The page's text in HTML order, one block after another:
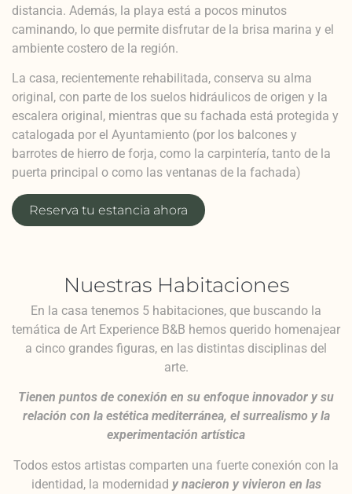
distancia. Además, la playa está a pocos minutos
caminando, lo que permite disfrutar de la brisa marina y el
ambiente costero de la región.
La casa, recientemente rehabilitada, conserva su alma
original, con parte de los suelos hidráulicos de origen y la
escalera original, mientras que su fachada está protegida y
catalogada por el Ayuntamiento (por los balcones y
barrotes de hierro de forja, como la carpintería, tanto de la
puerta principal o como las ventanas de la fachada)
Reserva tu estancia ahora
Nuestras Habitaciones
En la casa tenemos 5 habitaciones, que buscando la
temática de Art Experience B&B hemos querido homenajear
a cinco grandes figuras, en las distintas disciplinas del
arte.
Tienen puntos de conexión en su enfoque innovador y su
relación con la estética mediterránea, el surrealismo y la
experimentación artística
Todos estos artistas comparten una fuerte conexión con la
identidad, la modernidad y nacieron y vivieron en las